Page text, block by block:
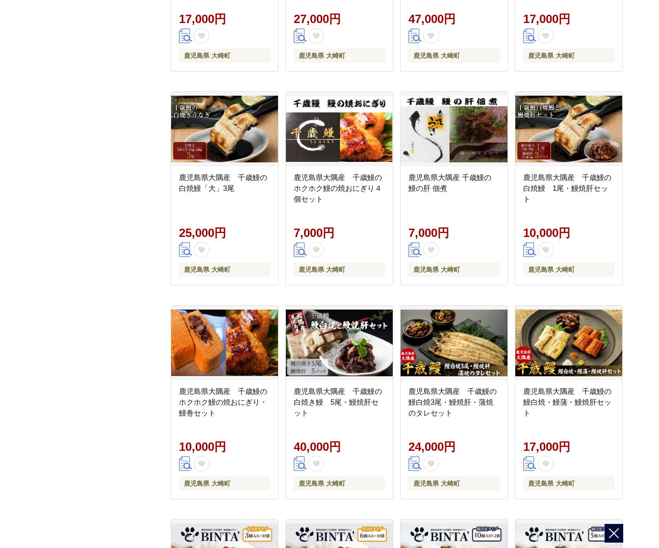
17,000円
鹿児島県 大崎町
27,000円
鹿児島県 大崎町
47,000円
鹿児島県 大崎町
17,000円
鹿児島県 大崎町
鹿児島県大隅産 千歳鰻の
白焼鰻「大」3尾
25,000円
鹿児島県 大崎町
鹿児島県大隅産 千歳鰻の
ホクホク鰻の焼おにぎり４
個セット
7,000円
鹿児島県 大崎町
鹿児島県大隅産 千歳鰻の
鰻の肝 佃煮
7,000円
鹿児島県 大崎町
鹿児島県大隅産 千歳鰻の
白焼鰻 1尾・鰻焼肝セッ
ト
10,000円
鹿児島県 大崎町
鹿児島県大隅産 千歳鰻の
ホクホク鰻の焼おにぎり・
鰻巻セット
10,000円
鹿児島県 大崎町
鹿児島県大隅産 千歳鰻の
白焼き鰻 5尾・鰻焼肝セ
ット
40,000円
鹿児島県 大崎町
鹿児島県大隅産 千歳鰻の
鰻白焼3尾・鰻焼肝・蒲焼
のタレセット
24,000円
鹿児島県 大崎町
鹿児島県大隅産 千歳鰻の
鰻白焼・鰻蒲・鰻焼肝セッ
ト
17,000円
鹿児島県 大崎町